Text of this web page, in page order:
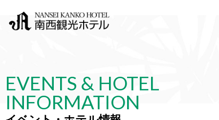
EVENTS & HOTEL
INFORMATION